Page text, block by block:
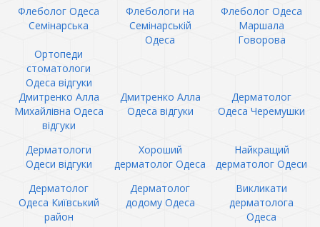
Флеболог Одеса
Семінарська
Флебологи на
Семінарській
Одеса
Флеболог Одеса
Маршала
Говорова
Ортопеди
стоматологи
Одеса відгуки
Дмитренко Алла
Михайлівна Одеса
відгуки
Дмитренко Алла
Одеса відгуки
Дерматолог
Одеса Черемушки
Дерматологи
Одеси відгуки
Хороший
дерматолог Одеса
Найкращий
дерматолог Одеси
Дерматолог
Одеса Київський
район
Дерматолог
додому Одеса
Викликати
дерматолога
Одеса